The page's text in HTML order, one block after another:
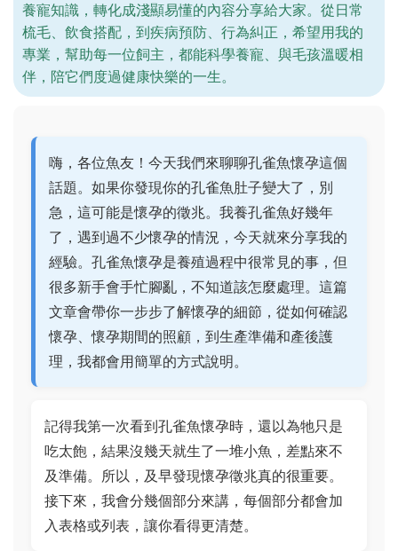
養寵知識，轉化成淺顯易懂的內容分享給大家。從日常
梳毛、飲食搭配，到疾病預防、行為糾正，希望用我的
專業，幫助每一位飼主，都能科學養寵、與毛孩溫暖相
伴，陪它們度過健康快樂的一生。
嗨，各位魚友！今天我們來聊聊孔雀魚懷孕這個
話題。如果你發現你的孔雀魚肚子變大了，別
急，這可能是懷孕的徵兆。我養孔雀魚好幾年
了，遇到過不少懷孕的情況，今天就來分享我的
經驗。孔雀魚懷孕是養殖過程中很常見的事，但
很多新手會手忙腳亂，不知道該怎麼處理。這篇
文章會帶你一步步了解懷孕的細節，從如何確認
懷孕、懷孕期間的照顧，到生產準備和產後護
理，我都會用簡單的方式說明。
記得我第一次看到孔雀魚懷孕時，還以為牠只是
吃太飽，結果沒幾天就生了一堆小魚，差點來不
及準備。所以，及早發現懷孕徵兆真的很重要。
接下來，我會分幾個部分來講，每個部分都會加
入表格或列表，讓你看得更清楚。